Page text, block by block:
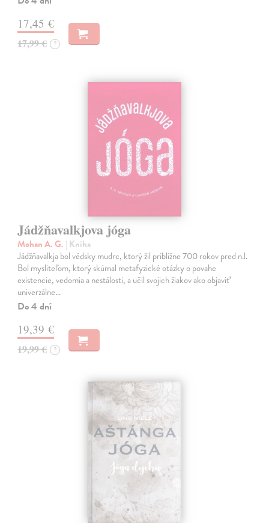
17,45 €
17,99 € ?
Jádžňavalkjova jóga
Mohan A. G. | Kniha
Jádžňavalkja bol védsky mudrc, ktorý žil približne 700 rokov pred n.l.
Bol mysliteľom, ktorý skúmal metafyzické otázky o povahe
existencie, vedomia a nestálosti, a učil svojich žiakov ako objaviť
univerzálne…
Do 4 dní
19,39 €
19,99 € ?